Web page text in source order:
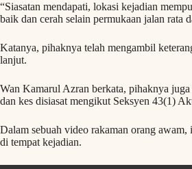
“Siasatan mendapati, lokasi kejadian
baik dan cerah selain permukaan jalan
Katanya, pihaknya telah mengambil
lanjut.
Wan Kamarul Azran berkata, pihaknya
dan kes disiasat mengikut Seksyen 43(1)
Dalam sebuah video rakaman orang
di tempat kejadian.